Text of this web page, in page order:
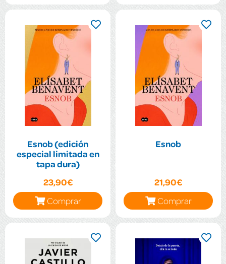
Esnob (edición
especial limitada en
tapa dura)
23,90€
Comprar
Esnob
21,90€
Comprar